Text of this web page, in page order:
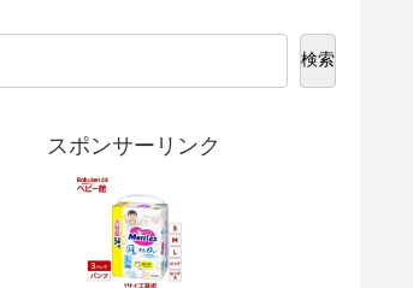
検索
スポンサーリンク